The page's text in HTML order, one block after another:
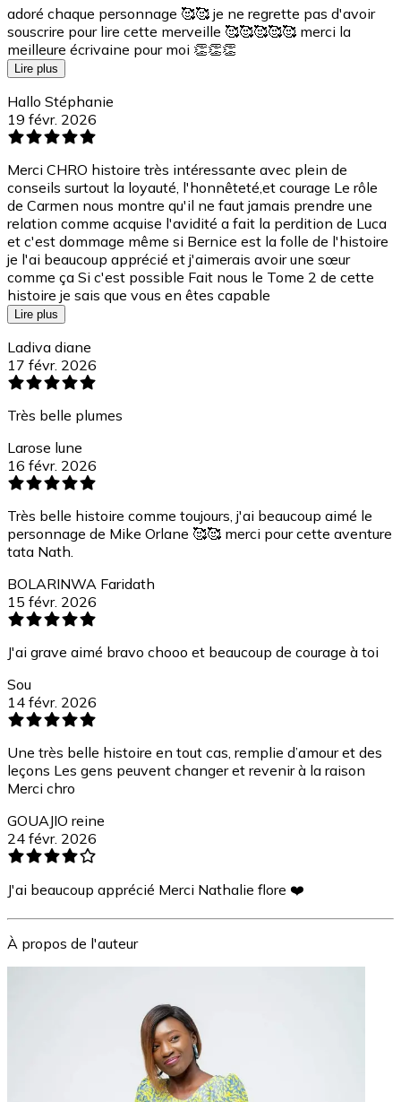
adoré chaque personnage 🥰🥰 je ne regrette pas d'avoir
souscrire pour lire cette merveille 🥰🥰🥰🥰🥰 merci la
meilleure écrivaine pour moi 👏👏👏
Lire plus
Hallo Stéphanie
19 févr. 2026
Merci CHRO histoire très intéressante avec plein de
conseils surtout la loyauté, l'honnêteté,et courage Le rôle
de Carmen nous montre qu'il ne faut jamais prendre une
relation comme acquise l'avidité a fait la perdition de Luca
et c'est dommage même si Bernice est la folle de l'histoire
je l'ai beaucoup apprécié et j'aimerais avoir une sœur
comme ça Si c'est possible Fait nous le Tome 2 de cette
histoire je sais que vous en êtes capable
Lire plus
Ladiva diane
17 févr. 2026
Très belle plumes
Larose lune
16 févr. 2026
Très belle histoire comme toujours, j'ai beaucoup aimé le
personnage de Mike Orlane 🥰🥰 merci pour cette aventure
tata Nath.
BOLARINWA Faridath
15 févr. 2026
J'ai grave aimé bravo chooo et beaucoup de courage à toi
Sou
14 févr. 2026
Une très belle histoire en tout cas, remplie d’amour et des
leçons Les gens peuvent changer et revenir à la raison
Merci chro
GOUAJIO reine
24 févr. 2026
J'ai beaucoup apprécié Merci Nathalie flore ❤️
À propos de l'auteur